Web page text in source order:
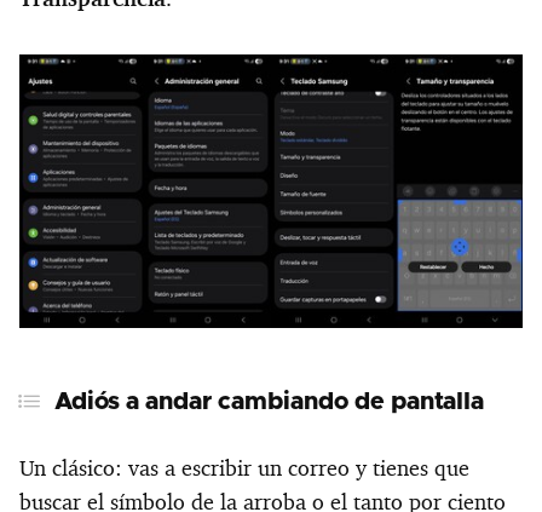
Adiós a andar cambiando de pantalla
Un clásico: vas a escribir un correo y tienes que
buscar el símbolo de la arroba o el tanto por ciento